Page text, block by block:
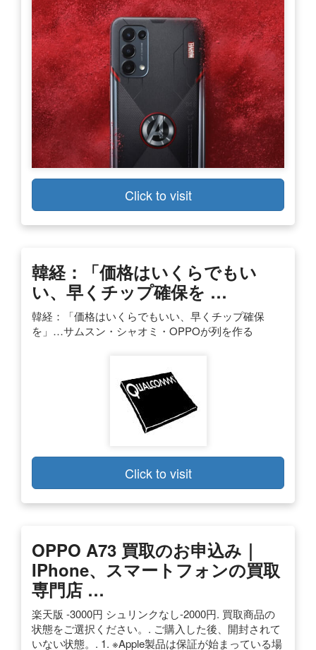
Click to visit
韓経：「価格はいくらでもい
い、早くチップ確保を …
韓経：「価格はいくらでもいい、早くチップ確保
を」…サムスン・シャオミ・OPPOが列を作る
Click to visit
OPPO A73 買取のお申込み｜
IPhone、スマートフォンの買取
専門店 …
楽天版 -3000円 シュリンクなし-2000円. 買取商品の
状態をご選択ください。. ご購入した後、開封されて
いない状態。. 1. ※Apple製品は保証が始まっている場